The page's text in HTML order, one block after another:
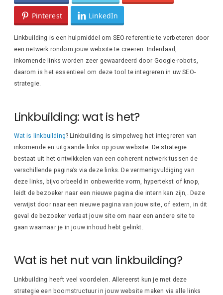
Pinterest LinkedIn
Linkbuilding is een hulpmiddel om SEO-referentie te verbeteren door
een netwerk rondom jouw website te creëren. Inderdaad,
inkomende links worden zeer gewaardeerd door Google-robots,
daarom is het essentieel om deze tool te integreren in uw SEO-
strategie.
Linkbuilding: wat is het?
Wat is linkbuilding? Linkbuilding is simpelweg het integreren van
inkomende en uitgaande links op jouw website. De strategie
bestaat uit het ontwikkelen van een coherent netwerk tussen de
verschillende pagina’s via deze links. De vermenigvuldiging van
deze links, bijvoorbeeld in onbewerkte vorm, hypertekst of knop,
leidt de bezoeker naar een nieuwe pagina die intern kan zijn,. Deze
verwijst door naar een nieuwe pagina van jouw site, of extern, in dit
geval de bezoeker verlaat jouw site om naar een andere site te
gaan waarnaar je in jouw inhoud hebt gelinkt.
Wat is het nut van linkbuilding?
Linkbuilding heeft veel voordelen. Allereerst kun je met deze
strategie een boomstructuur in jouw website maken via alle links